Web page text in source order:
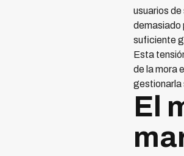
usuarios
demasiado
suficiente
Esta
de la mora
gestionarla
El